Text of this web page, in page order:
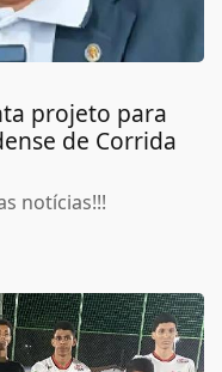
projeto para
de Corrida
notícias!!!